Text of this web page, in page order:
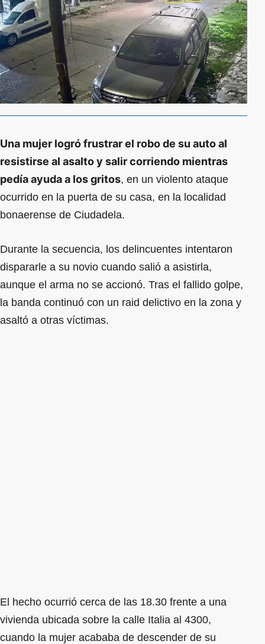
Una mujer logró frustrar el robo de su auto al
resistirse al asalto y salir corriendo mientras
pedía ayuda a los gritos, en un violento ataque
ocurrido en la puerta de su casa, en la localidad
bonaerense de Ciudadela.
Durante la secuencia, los delincuentes intentaron
dispararle a su novio cuando salió a asistirla,
aunque el arma no se accionó. Tras el fallido golpe,
la banda continuó con un raid delictivo en la zona y
asaltó a otras víctimas.
El hecho ocurrió cerca de las 18.30 frente a una
vivienda ubicada sobre la calle Italia al 4300,
cuando la mujer acababa de descender de su